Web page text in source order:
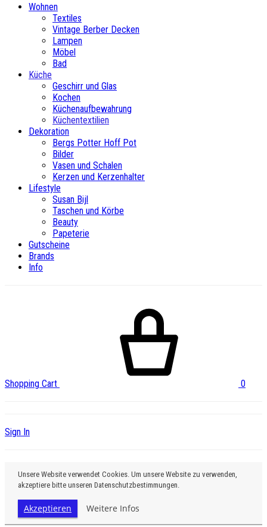
Wohnen
Textiles
Vintage Berber Decken
Lampen
Möbel
Bad
Küche
Geschirr und Glas
Kochen
Küchenaufbewahrung
Küchentextilien
Dekoration
Bergs Potter Hoff Pot
Bilder
Vasen und Schalen
Kerzen und Kerzenhalter
Lifestyle
Susan Bijl
Taschen und Körbe
Beauty
Papeterie
Gutscheine
Brands
Info
Shopping Cart 0
Sign In
Unsere Website verwendet Cookies. Um unsere Website zu verwenden,
akzeptiere bitte unseren Datenschutzbestimmungen.
Akzeptieren Weitere Infos